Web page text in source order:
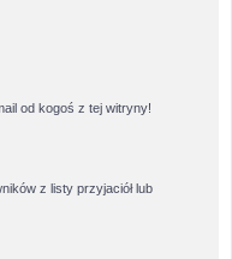
od kogoś z tej witryny!
z listy przyjaciół lub